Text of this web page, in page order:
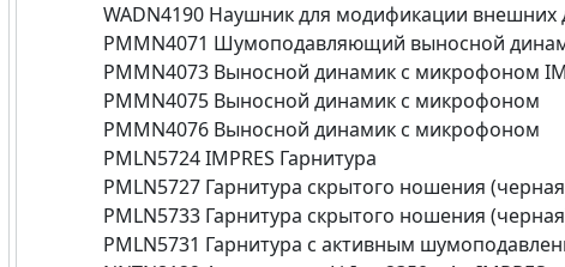
WADN4190 Наушник для модификации
PMMN4071 Шумоподавляющий выносной
PMMN4073 Выносной динамик с микрофоном
PMMN4075 Выносной динамик с микрофоном
PMMN4076 Выносной динамик с микрофоном
PMLN5724 IMPRES Гарнитура
PMLN5727 Гарнитура скрытого ношения
PMLN5733 Гарнитура скрытого ношения
PMLN5731 Гарнитура с активным